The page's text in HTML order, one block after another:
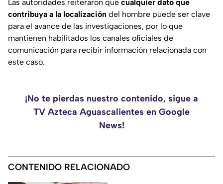
Las autoridades reiteraron que cualquier dato que
contribuya a la localización del hombre puede ser clave
para el avance de las investigaciones, por lo que
mantienen habilitados los canales oficiales de
comunicación para recibir información relacionada con
este caso.
¡No te pierdas nuestro contenido, sigue a
TV Azteca Aguascalientes en Google
News!
CONTENIDO RELACIONADO